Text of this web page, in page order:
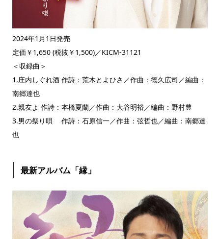
2024年1月1日発売
定価￥1,650 (税抜￥1,500)／KICM-31121
＜収録曲＞
1.庄内しぐれ酒 作詩：荒木とよひさ／作曲：徳久広司／編曲：
南郷達也
2.親友よ 作詩：本橋夏蘭／作曲：大谷明裕／編曲：野村豊
3.男の祭り唄 作詩：石原信一／作曲：弦哲也／編曲：南郷達
也
最新アルバム「縁」